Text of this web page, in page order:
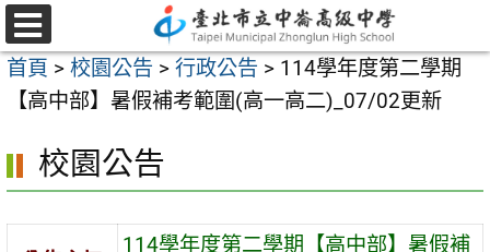
跳
至
主
容
選
單
首頁 > 校園公告 > 行政公告 > 114學年度第二學期
【高中部】暑假補考範圍(高一高二)_07/02更新
校園公告
114學年度第二學期【高中部】暑假補